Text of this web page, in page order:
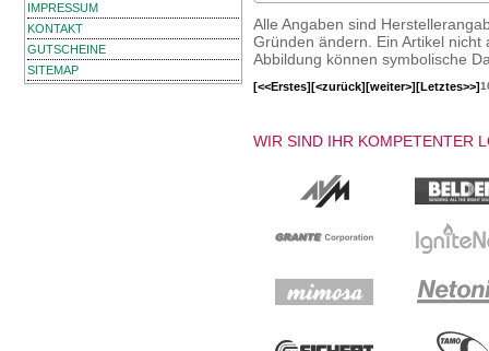
IMPRESSUM
KONTAKT
GUTSCHEINE
SITEMAP
Alle Angaben sind
Gründen ändern. Ein Artikel
Abbildung können symbolische
[<<Erstes][<zurück][weiter>][Letztes>>]
WIR SIND IHR KOMPETENTER